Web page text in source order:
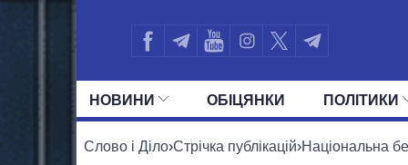
НОВИНИ ОБIЦЯНКИ ПОЛIТИКИ
УСІ ПОЛІТИКИ ПРЕЗИДЕНТ І
Слово і Діло›Стрічка публікацій›Національна